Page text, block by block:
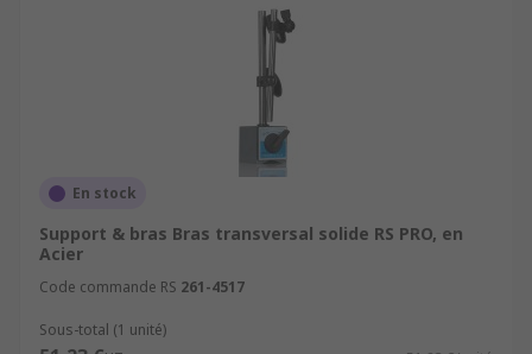
à la manipulation de charges lourdes.
: les bases articulées fournissent
une base solide et stable pour le bras
articulé, ce qui permet un fonctionnement
: les bases et bras articulés
permettent la rotation du bras autour de
l'axe vertical, horizontal ou d'autres axes
personnalisés, offrant ainsi une grande
flexibilité de mouvement.
Fixation: les bases articulées peuvent être
En stock
Support & bras Bras transversal solide RS PRO, en
Acier
Code commande RS 261-4517
Sous-total (1 unité)